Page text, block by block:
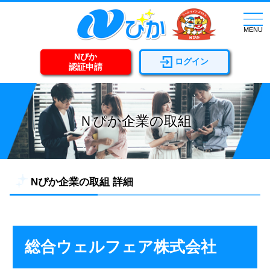
Nぴか
認証申請
ログイン
MENU
Ｎぴか企業の取組
Nぴか企業の取組 詳細
総合ウェルフェア株式会社